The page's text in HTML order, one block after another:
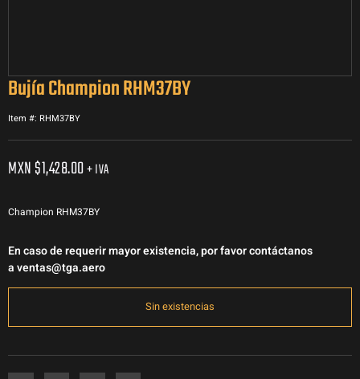
Bujía Champion RHM37BY
Item #: RHM37BY
MXN $1,428.00+ IVA
Champion RHM37BY
En caso de requerir mayor existencia, por favor contáctanos
aventas@tga.aero
Sin existencias